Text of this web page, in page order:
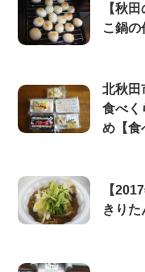
【秋
こ鍋の
北秋田
食べく
め【食
【
きり